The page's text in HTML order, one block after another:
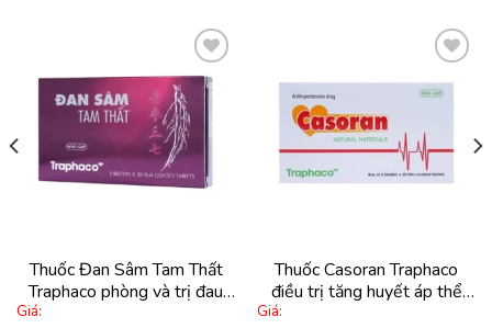
Thêm
yêu
Thuốc Đan Sâm Tam Thất
Traphaco phòng và trị đau
thắt ngực (2 vỉ x 20 viên)
Giá:
yêu
Thuốc Casoran Traphaco
điều trị tăng huyết áp thể
vừa, nhẹ (5 vỉ x 20 viên)
Giá: